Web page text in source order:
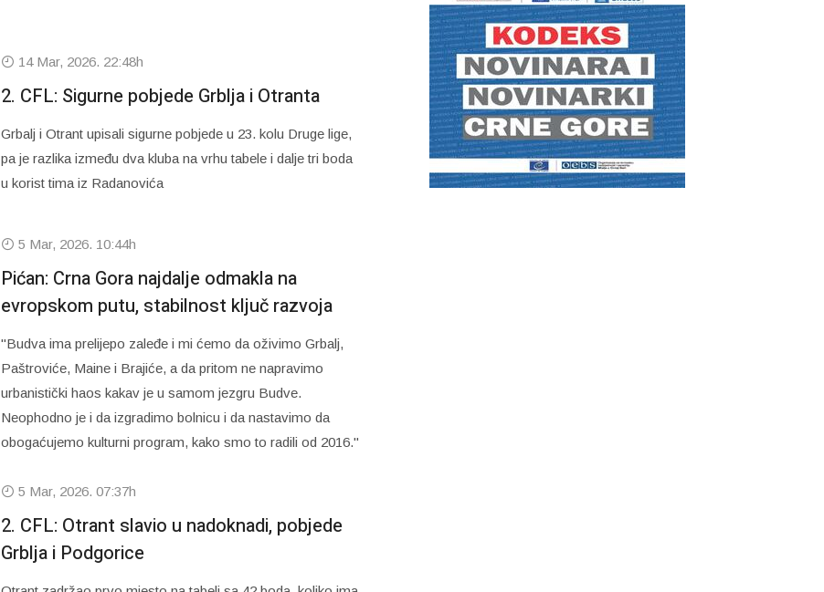
14 Mar, 2026. 22:48h
2. CFL: Sigurne pobjede Grblja i Otranta
Grbalj i Otrant upisali sigurne pobjede u 23. kolu Druge lige,
pa je razlika između dva kluba na vrhu tabele i dalje tri boda
u korist tima iz Radanovića
5 Mar, 2026. 10:44h
Pićan: Crna Gora najdalje odmakla na
evropskom putu, stabilnost ključ razvoja
"Budva ima prelijepo zaleđe i mi ćemo da oživimo Grbalj,
Paštroviće, Maine i Brajiće, a da pritom ne napravimo
urbanistički haos kakav je u samom jezgru Budve.
Neophodno je i da izgradimo bolnicu i da nastavimo da
obogaćujemo kulturni program, kako smo to radili od 2016."
5 Mar, 2026. 07:37h
2. CFL: Otrant slavio u nadoknadi, pobjede
Grblja i Podgorice